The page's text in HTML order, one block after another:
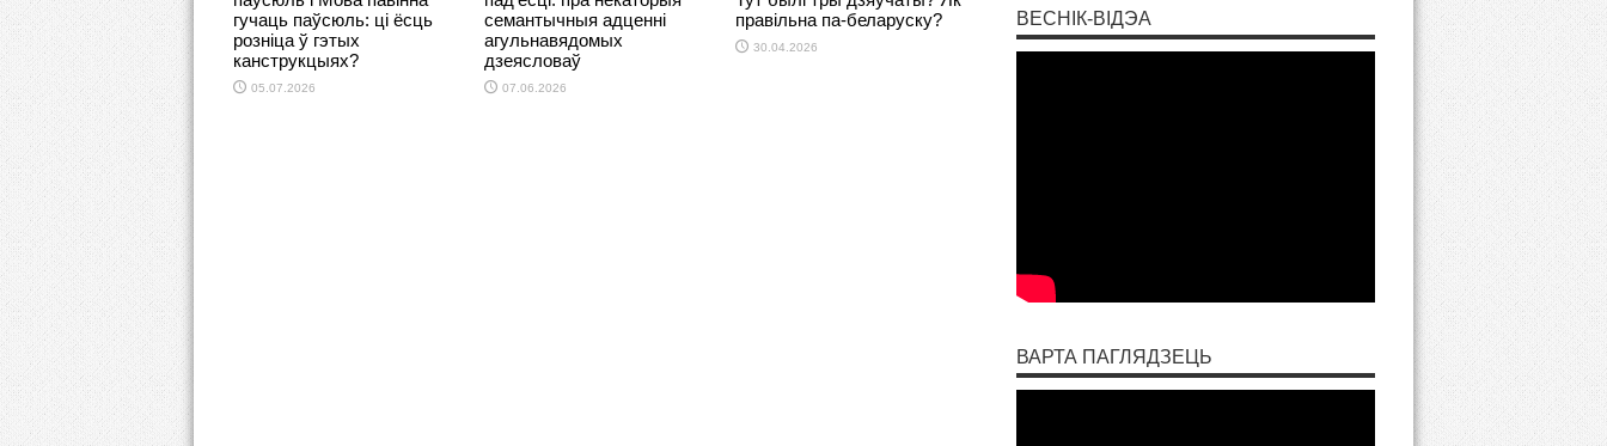
гучаць паўсюль: ці ёсць
розніца ў гэтых
канструкцыях?
05.07.2026
семантычныя адценні
агульнавядомых
дзеясловаў
07.06.2026
правільна па-беларуску?
30.04.2026
ВЕСНІК-ВІДЭА
ВАРТА ПАГЛЯДЗЕЦЬ